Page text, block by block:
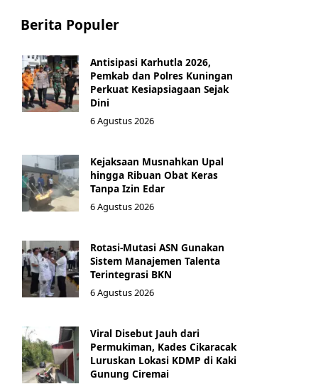
Berita Populer
Antisipasi Karhutla 2026,
Pemkab dan Polres Kuningan
Perkuat Kesiapsiagaan Sejak
Dini
6 Agustus 2026
Kejaksaan Musnahkan Upal
hingga Ribuan Obat Keras
Tanpa Izin Edar
6 Agustus 2026
Rotasi-Mutasi ASN Gunakan
Sistem Manajemen Talenta
Terintegrasi BKN
6 Agustus 2026
Viral Disebut Jauh dari
Permukiman, Kades Cikaracak
Luruskan Lokasi KDMP di Kaki
Gunung Ciremai